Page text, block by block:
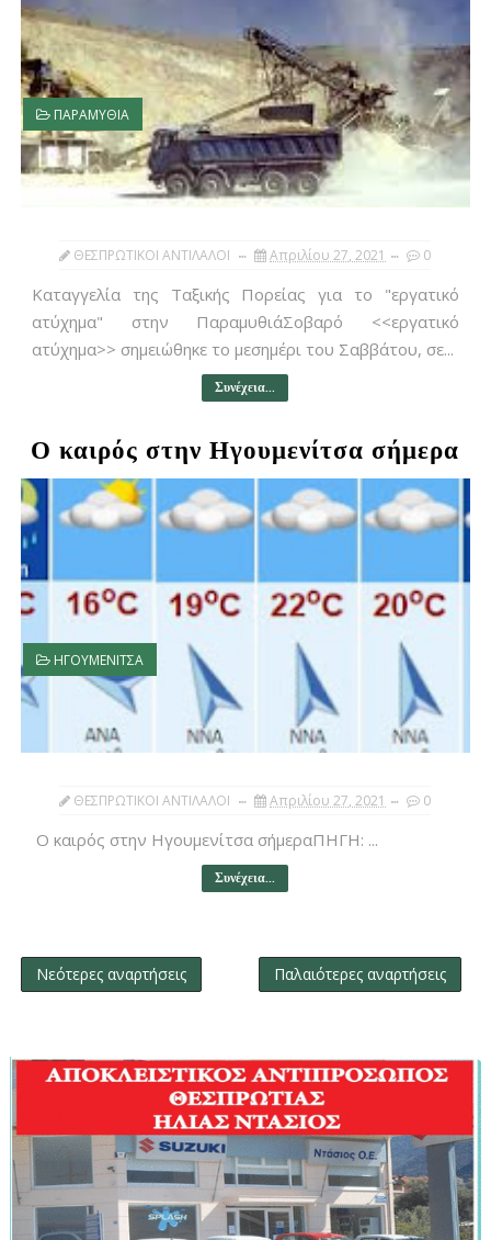
ΠΑΡΑΜΥΘΙΑ
ΘΕΣΠΡΩΤΙΚΟΙ ΑΝΤΙΛΑΛΟΙ Απριλίου 27, 2021 0
Καταγγελία της Ταξικής Πορείας για το "εργατικό
ατύχημα" στην ΠαραμυθιάΣοβαρό <<εργατικό
ατύχημα>> σημειώθηκε το μεσημέρι του Σαββάτου, σε...
Συνέχεια...
Ο καιρός στην Ηγουμενίτσα σήμερα
ΗΓΟΥΜΕΝΙΤΣΑ
ΘΕΣΠΡΩΤΙΚΟΙ ΑΝΤΙΛΑΛΟΙ Απριλίου 27, 2021 0
Ο καιρός στην Ηγουμενίτσα σήμεραΠΗΓΗ: ...
Συνέχεια...
Νεότερες αναρτήσεις Παλαιότερες αναρτήσεις